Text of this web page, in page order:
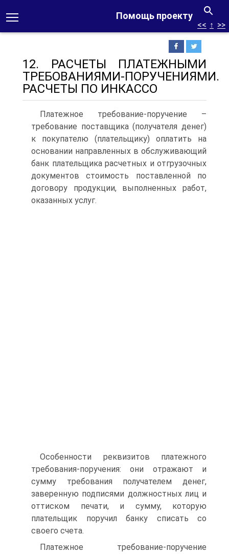
Помощь проекту
<< ↑ >>
12. РАСЧЕТЫ ПЛАТЕЖНЫМИ
ТРЕБОВАНИЯМИ‑ПОРУЧЕНИЯМИ.
РАСЧЕТЫ ПО ИНКАССО
Платежное требование‑поручение –
требование поставщика (получателя денег)
к покупателю (плательщику) оплатить на
основании направленных в обслуживающий
банк плательщика расчетных и отгрузочных
документов стоимость поставленной по
договору продукции, выполненных работ,
оказанных услуг.
Особенности реквизитов платежного
требования‑поручения: они отражают и
сумму требования получателем денег,
заверенную подписями должностных лиц и
оттиском печати, и сумму, которую
плательщик поручил банку списать со
своего счета.
Платежное требование‑поручение